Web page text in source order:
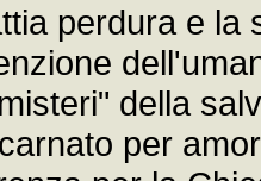
perdura e
della
per